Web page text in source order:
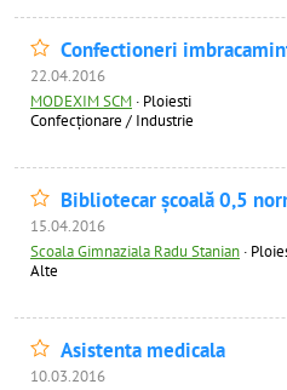
Confectioneri
22.04.2016
MODEXIM SCM · Ploiesti
Confecţionare / Industrie
Bibliotecar școală 0,5
15.04.2016
Scoala Gimnaziala Radu Stanian ·
Alte
Asistenta medicala
10.03.2016